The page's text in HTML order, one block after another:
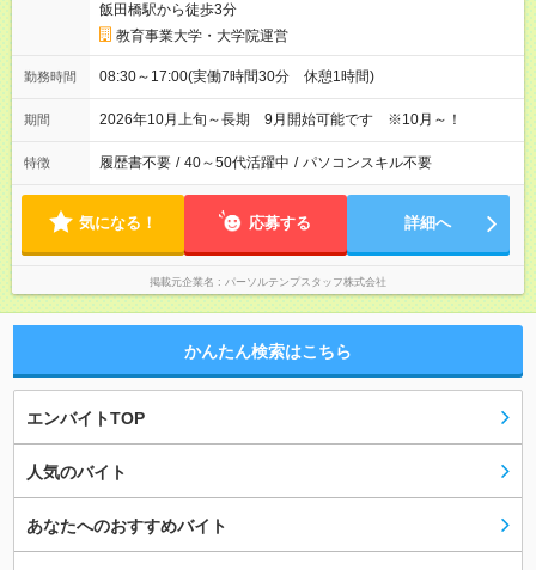
飯田橋駅から徒歩3分
教育事業大学・大学院運営
勤務時間 08:30～17:00(実働7時間30分 休憩1時間)
期間 2026年10月上旬～長期 9月開始可能です ※10月～！
特徴 履歴書不要 / 40～50代活躍中 / パソコンスキル不要
気になる！ 応募する 詳細へ
掲載元企業名 パーソルテンプスタッフ株式会社
かんたん検索はこちら
エンバイトTOP
人気のバイト
あなたへのおすすめバイト